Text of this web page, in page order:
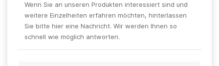
Wenn Sie an unseren Produkten interessiert sind und
weitere Einzelheiten erfahren möchten, hinterlassen
Sie bitte hier eine Nachricht. Wir werden Ihnen so
schnell wie möglich antworten.